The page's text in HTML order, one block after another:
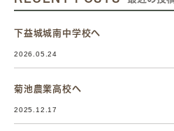
下益城城南中学校へ
2026.05.24
菊池農業高校へ
2025.12.17